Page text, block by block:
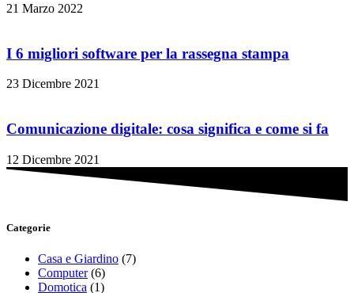
21 Marzo 2022
I 6 migliori software per la rassegna stampa
23 Dicembre 2021
Comunicazione digitale: cosa significa e come si fa
12 Dicembre 2021
Categorie
Casa e Giardino (7)
Computer(6)
Domotica (1)